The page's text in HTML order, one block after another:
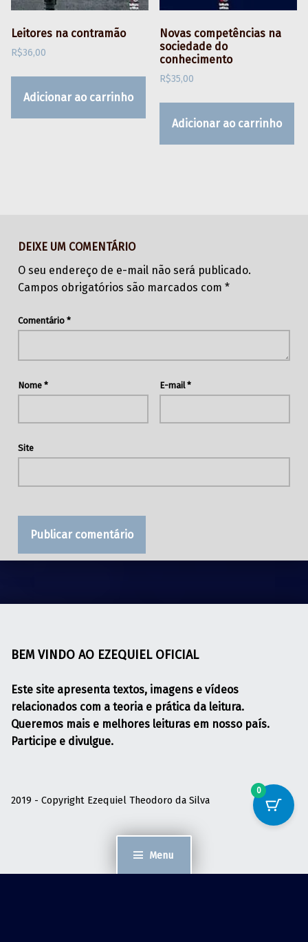
Menu
Leitores na contramão
R$36,00
Adicionar ao carrinho
Novas competências na
sociedade do
conhecimento
R$35,00
Adicionar ao carrinho
DEIXE UM COMENTÁRIO
O seu endereço de e-mail não será publicado.
Campos obrigatórios são marcados com *
Comentário *
Nome * E-mail*
Site
BEM VINDO AO EZEQUIEL OFICIAL
Este site apresenta textos, imagens e vídeos
relacionados com a teoria e prática da leitura.
Queremos mais e melhores leituras em nosso país.
Participe e divulgue.
2019 - Copyright Ezequiel Theodoro da Silva
0